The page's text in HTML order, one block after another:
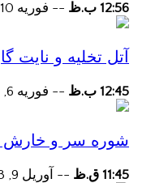
12:56 ب.ظ -- فوریه 10, 2023
آتل تخلیه و نایت
12:45 ب.ظ -- فوریه 6, 2023
شوره سر و
11:45 ق.ظ -- آوریل 9, 2023